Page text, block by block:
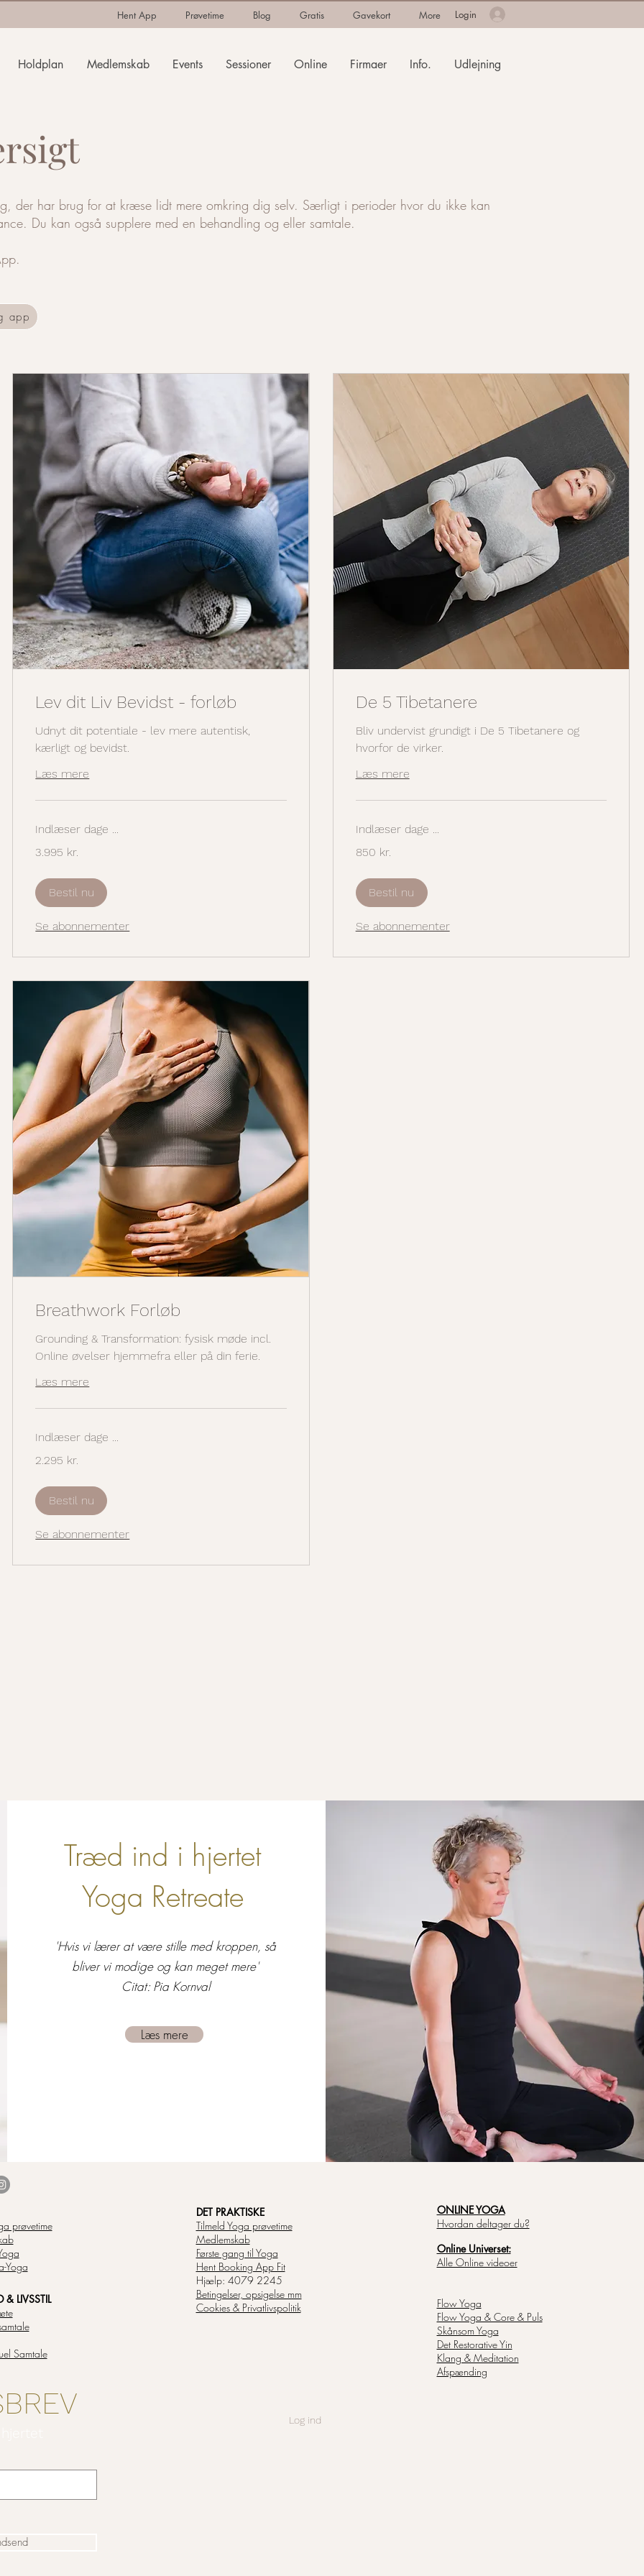
Hent App Prøvetime Blog Gratis Gavekort More Login
Holdplan Medlemskab Events Sessioner Online Firmaer Info. Udlejning
der har brug for at kræse lidt mere omkring dig selv. Særligt i perioder hvor du ikke kan
Du kan også supplere med en behandling og eller samtale.
app
Lev dit Liv Bevidst - forløb
Udnyt dit potentiale - lev mere autentisk,
kærligt og bevidst.
Læs mere
Indlæser dage ...
danske
3.995 kr.
Bestil nu
Se abonnementer
De 5 Tibetanere
Bliv undervist grundigt i De 5 Tibetanere og
hvorfor de virker.
Læs mere
Indlæser dage ...
danske
850 kr.
Bestil nu
Se abonnementer
Breathwork Forløb
Grounding & Transformation: fysisk møde incl.
Online øvelser hjemmefra eller på din ferie.
Læs mere
Indlæser dage ...
danske
2.295 kr.
Bestil nu
Se abonnementer
Træd ind i hjertet
Yoga Retreate
'Hvis vi lærer at være stille med kroppen, så
bliver vi modige og kan meget mere'
Citat: Pia Kornval
Læs mere
prøvetime
Yoga
& LIVSSTIL
Samtale
DET PRAKTISKE
Tilmeld Yoga prøvetime
Medlemskab
Første gang til Yoga
Hent Booking App Fit
Hjælp: 4079 2245
Betingelser, opsigelse mm
Cookies & Privatlivspolitik
Log ind
ONLINE YOGA
Hvordan deltager du?
Online Universet:
Alle Online videoer
Flow Yoga
Flow Yoga & Core & Puls
Skånsom Yoga
Det Restorative Yin
Klang & Meditation
Afspænding